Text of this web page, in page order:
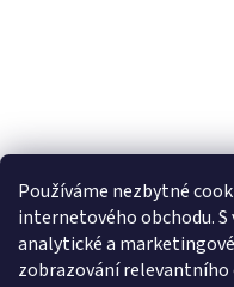
Používáme nezbytné
internetového obchodu.
analytické a
zobrazování relevantního